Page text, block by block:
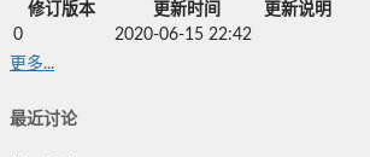
修订版本 更新时间
更新说明
0
2020-06-15 22:42
更多...
最近讨论